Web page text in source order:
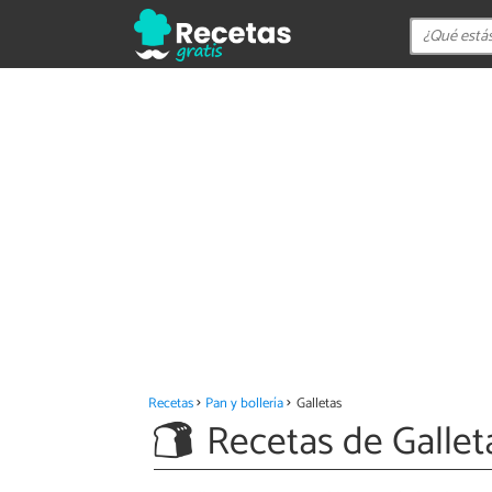
Recetas Pan y bollería Galletas
Recetas de